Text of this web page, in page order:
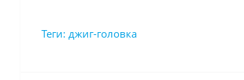
Теги: джиг-головка